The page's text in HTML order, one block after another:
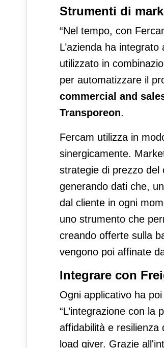
Strumenti di
“Nel tempo, con
L’azienda ha
utilizzato in
per automatizzare il
commercial and
Transporeon.
Fercam utilizza in
sinergicamente.
strategie di prezzo del
generando dati che,
dal cliente in ogni
uno strumento che
creando offerte sulla
vengono poi affinate
Integrare con
Ogni applicativo ha
“L’integrazione con
affidabilità e
load giver. Grazie